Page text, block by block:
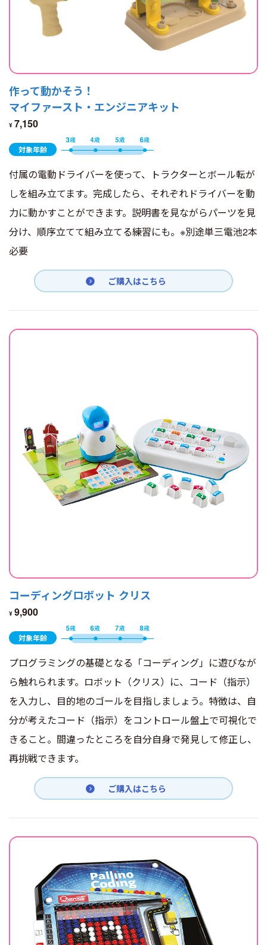
作って動かそう！
マイファースト・エンジニアキット
¥ 7,150
対象年齢
付属の電動ドライバーを使って、トラクターとボール転が
しを組み立てます。完成したら、それぞれドライバーを動
力に動かすことができます。説明書を見ながらパーツを見
分け、順序立てて組み立てる練習にも。※別途単三電池2本
必要
ご購入はこちら
コーディングロボット クリス
¥ 9,900
対象年齢
プログラミングの基礎となる「コーディング」に遊びなが
ら触れられます。ロボット（クリス）に、コード（指示）
を入力し、目的地のゴールを目指しましょう。特徴は、自
分が考えたコード（指示）をコントロール盤上で可視化で
きること。間違ったところを自分自身で発見して修正し、
再挑戦できます。
ご購入はこちら